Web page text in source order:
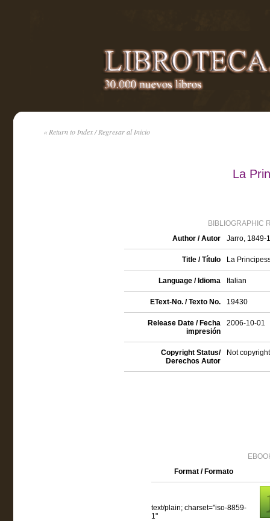
« Return to Index / Regresar al Inicio
La
BIBLIOGRAPHIC
Author / Autor
Jarro, 1849-
Title / Título La
Language / Idioma Italian
EText-No. / Texto No. 19430
Release Date / Fecha
impresión
2006-10-01
Copyright Status/
Derechos Autor
Not
Format / Formato
text/plain; charset="iso-8859-
1"